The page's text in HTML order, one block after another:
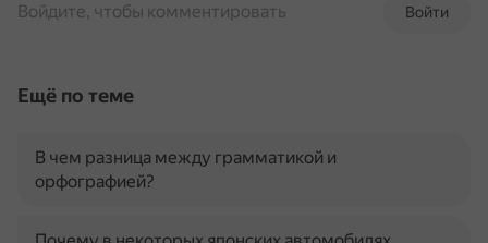
Войти
Войдите, чтобы комментировать
Ещё по теме
В чем разница между грамматикой и
орфографией?